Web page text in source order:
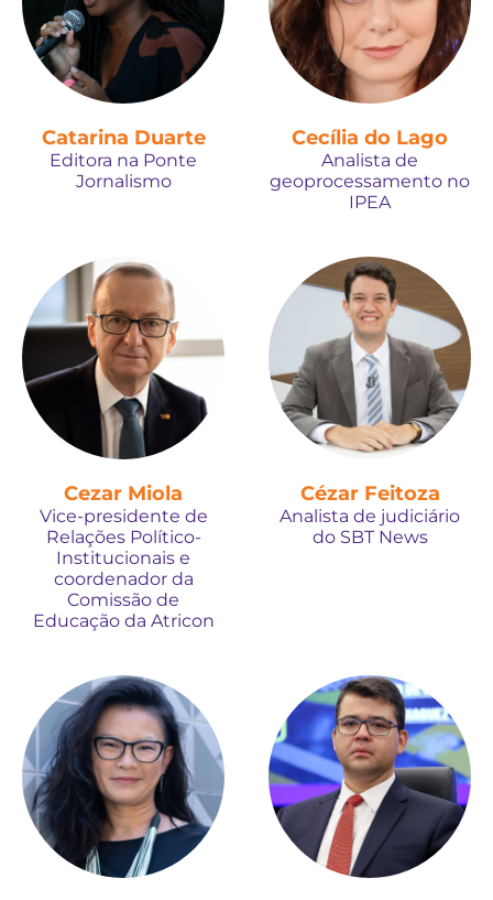
Catarina Duarte
Editora na Ponte
Jornalismo
Cecília do Lago
Analista de
geoprocessamento no
IPEA
Cezar Miola
Vice-presidente de
Relações Político-
Institucionais e
coordenador da
Comissão de
Educação da Atricon
Cézar Feitoza
Analista de judiciário
do SBT News